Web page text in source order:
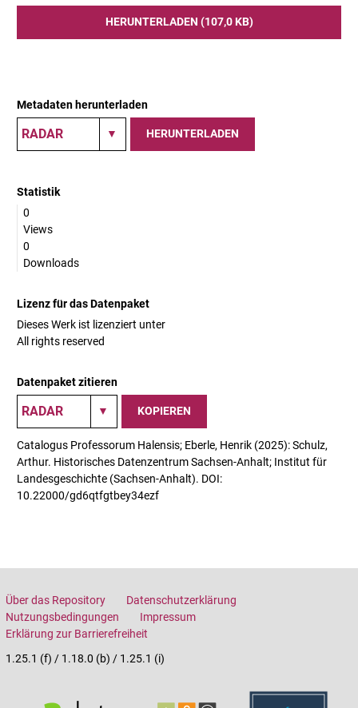
HERUNTERLADEN (107,0 KB)
Metadaten herunterladen
HERUNTERLADEN
Statistik
0
Views
0
Downloads
Lizenz für das Datenpaket
Dieses Werk ist lizenziert unter
All rights reserved
Datenpaket zitieren
KOPIEREN
Catalogus Professorum Halensis; Eberle, Henrik (2025): Schulz,
Arthur. Historisches Datenzentrum Sachsen-Anhalt; Institut für
Landesgeschichte (Sachsen-Anhalt). DOI:
10.22000/gd6qtfgtbey34ezf
Über das Repository
Datenschutzerklärung
Nutzungsbedingungen
Impressum
Erklärung zur Barrierefreiheit
1.25.1 (f) / 1.18.0 (b) / 1.25.1 (i)